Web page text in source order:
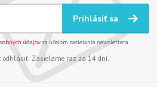
Prihlásiť sa
údajov za účelom zasielania newslettera.
odhlásiť. Zasielame raz za 14 dní.